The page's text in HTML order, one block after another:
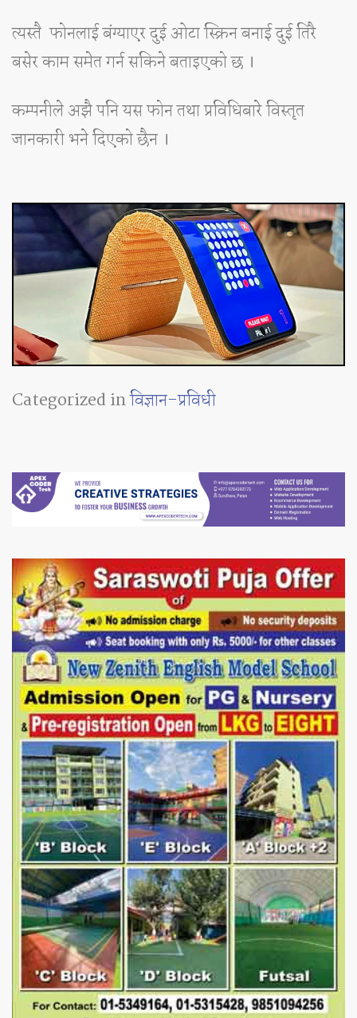
त्यस्तै फोनलाई बंग्याएर दुई ओटा स्क्रिन बनाई दुई तिरै
बसेर काम समेत गर्न सकिने बताइएको छ ।
कम्पनीले अझै पनि यस फोन तथा प्रविधिबारे विस्तृत
जानकारी भने दिएको छैन ।
Categorized inविज्ञान-प्रविधी